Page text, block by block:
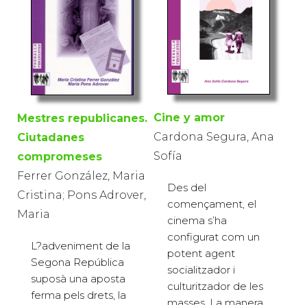
Mestres republicanes.
Ciutadanes
compromeses
Ferrer González, Maria
Cristina; Pons Adrover,
Maria
L?adveniment de la
Segona República
suposà una aposta
ferma pels drets, la
Cine y amor
Cardona Segura, Ana
Sofía
Des del
començament, el
cinema s’ha
configurat com un
potent agent
socialitzador i
culturitzador de les